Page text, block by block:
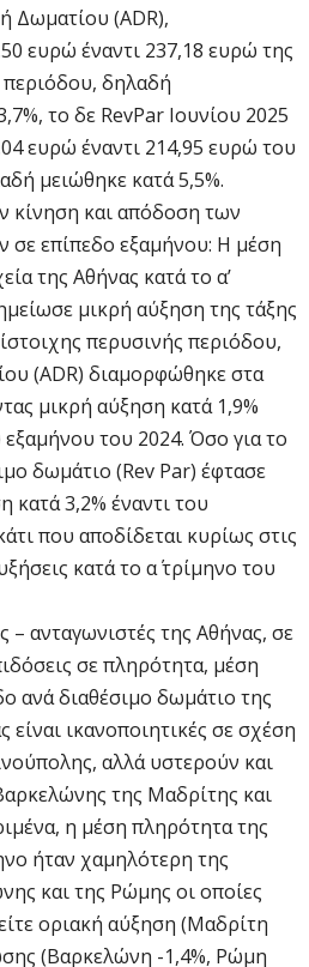
Δωματίου (ADR),
ευρώ έναντι 237,18 ευρώ της
περιόδου, δηλαδή
το δε RevPar Ιουνίου 2025
ευρώ έναντι 214,95 ευρώ του
μειώθηκε κατά 5,5%.
κίνηση και απόδοση των
σε επίπεδο εξαμήνου: Η μέση
της Αθήνας κατά το α’
μικρή αύξηση της τάξης
περυσινής περιόδου,
(ADR) διαμορφώθηκε στα
μικρή αύξηση κατά 1,9%
εξαμήνου του 2024. Όσο για το
δωμάτιο (Rev Par) έφτασε
κατά 3,2% έναντι του
που αποδίδεται κυρίως στις
κατά το α΄ τρίμηνο του
– ανταγωνιστές της Αθήνας, σε
σε πληρότητα, μέση
ανά διαθέσιμο δωμάτιο της
ικανοποιητικές σε σχέση
αλλά υστερούν και
της Μαδρίτης και
η μέση πληρότητα της
ήταν χαμηλότερη της
και της Ρώμης οι οποίες
οριακή αύξηση (Μαδρίτη
(Βαρκελώνη -1,4%, Ρώμη